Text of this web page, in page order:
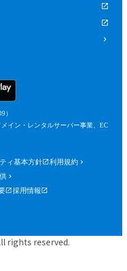
）
イン・レンタルサーバー事業、EC
ィ基本方針
利用規約
採用情報
rights reserved.